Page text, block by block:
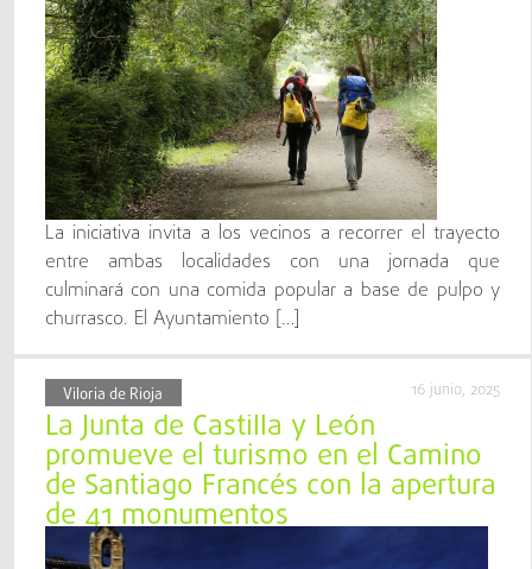
La iniciativa invita a los vecinos a recorrer el trayecto
entre ambas localidades con una jornada que
culminará con una comida popular a base de pulpo y
churrasco. El Ayuntamiento […]
Viloria de Rioja 16 junio, 2025
La Junta de Castilla y León
promueve el turismo en el Camino
de Santiago Francés con la apertura
de 41 monumentos